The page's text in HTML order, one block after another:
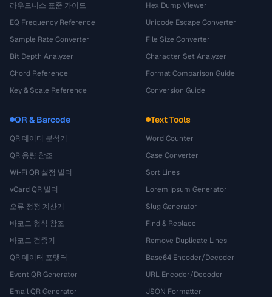
라우드니스 표준 가이드
EQ Frequency Reference
Sample Rate Converter
Bit Depth Analyzer
Chord Reference
Key & Scale Reference
Hex Dump Viewer
Unicode Escape Converter
File Size Converter
Character Set Analyzer
Format Comparison Guide
Conversion Guide
QR & Barcode
QR 데이터 분석기
QR 용량 참조
Wi-Fi QR 설정 빌더
vCard QR 빌더
오류 정정 계산기
바코드 형식 참조
바코드 검증기
QR 데이터 포맷터
Event QR Generator
Email QR Generator
Text Tools
Word Counter
Case Converter
Sort Lines
Lorem Ipsum Generator
Slug Generator
Find & Replace
Remove Duplicate Lines
Base64 Encoder/Decoder
URL Encoder/Decoder
JSON Formatter